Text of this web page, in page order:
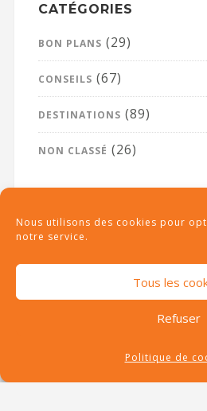
Nous utilisons des cookies pour
notre service.
Tous les
Refuser
Politique de
CATÉGORIES
BON PLANS (29)
CONSEILS (67)
DESTINATIONS (89)
NON CLASSÉ (26)